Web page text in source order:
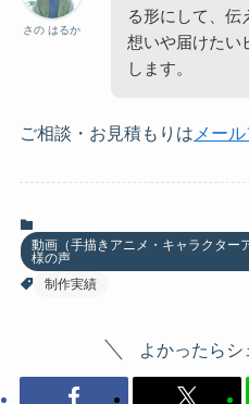
さの はるか
る形にして、伝
想いや届けたい
します。
ご相談・お見積もりは メー
動画（手描きアニメ・キャラクター
様の声
制作実績
よかったらシ